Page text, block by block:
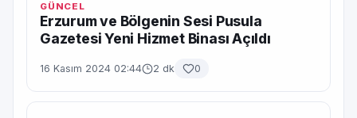
GÜNCEL
Erzurum ve Bölgenin Sesi Pusula
Gazetesi Yeni Hizmet Binası Açıldı
16 Kasım 2024 02:44 2 dk 0